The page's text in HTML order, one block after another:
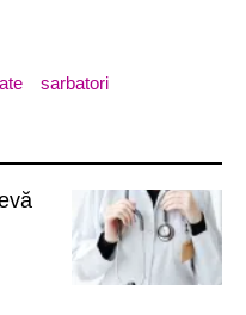
sarbatori